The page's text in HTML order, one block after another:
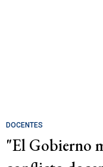
DOCENTES
"El Gobierno